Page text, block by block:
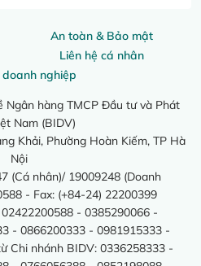
An toàn & Bảo mật
Liên hệ cá nhân
doanh nghiệp
hàng TMCP Đầu tư và Phát
Nam (BIDV)
Khải, Phường Hoàn Kiếm, TP Hà
Nội
(Cá nhân)/ 19009248 (Doanh
- Fax: (+84-24) 22200399
02422200588 - 0385290066 -
- 0866200333 - 0981915333 -
Chi nhánh BIDV: 0336258333 -